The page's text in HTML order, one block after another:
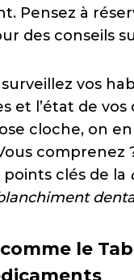
Pensez à
des conseils
vos
et l’état de vos
cloche, on
comprenez
clés de la
le